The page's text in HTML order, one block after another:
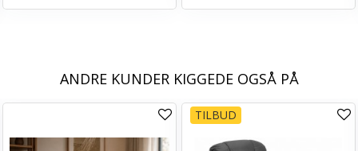
ANDRE KUNDER KIGGEDE OGSÅ PÅ
TILBUD